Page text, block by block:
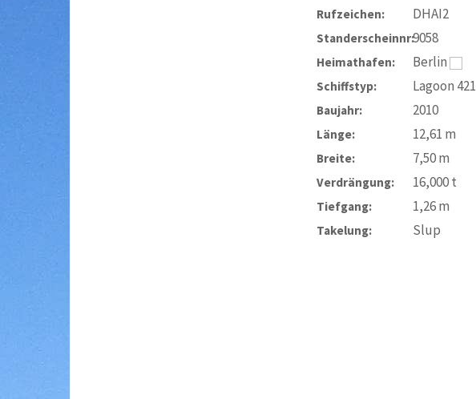
Rufzeichen: DHAI2
Standerscheinnr:9058
Heimathafen: Berlin
Schiffstyp: Lagoon 421
Baujahr: 2010
Länge: 12,61 m
Breite: 7,50m
Verdrängung: 16,000t
Tiefgang: 1,26m
Takelung: Slup